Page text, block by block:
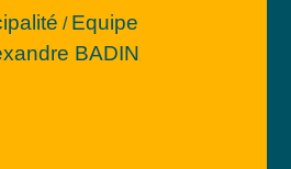
/ Equipe
BADIN